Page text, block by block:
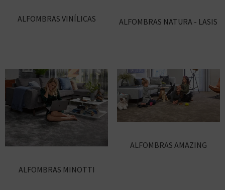
ALFOMBRAS VINÍLICAS ALFOMBRAS NATURA - LASIS
ALFOMBRAS MINOTTI
ALFOMBRAS AMAZING